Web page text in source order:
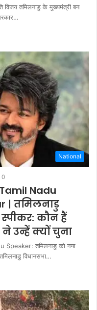
तमिलनाडु के मुख्यमंत्री बन
National
0
Nadu
| तमिलनाडु
कौन हैं
उन्हें क्यों चुना
तमिलनाडु को नया
विधानसभा…